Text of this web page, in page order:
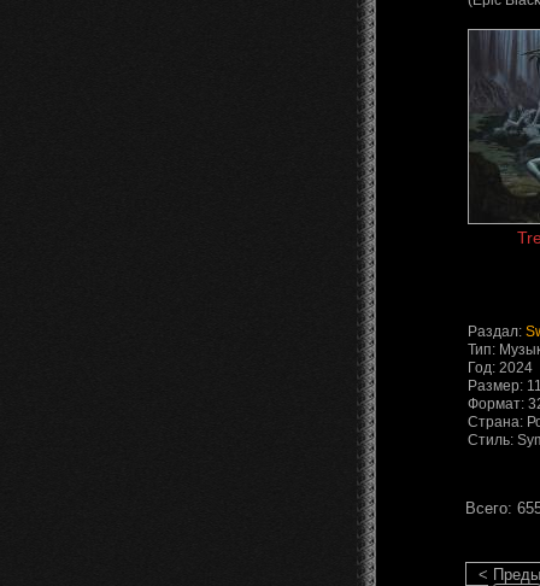
Раздал:
Тип:
Год: 2024
Размер:
Формат:
Страна:
Стиль:
Всего:
<